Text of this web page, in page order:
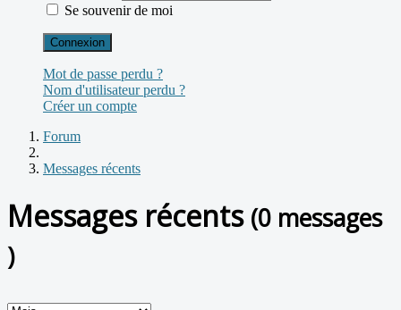
Se souvenir de moi
Connexion
Mot de passe perdu ?
Nom d'utilisateur perdu ?
Créer un compte
Forum
Messages récents
Messages récents (0 messages
)